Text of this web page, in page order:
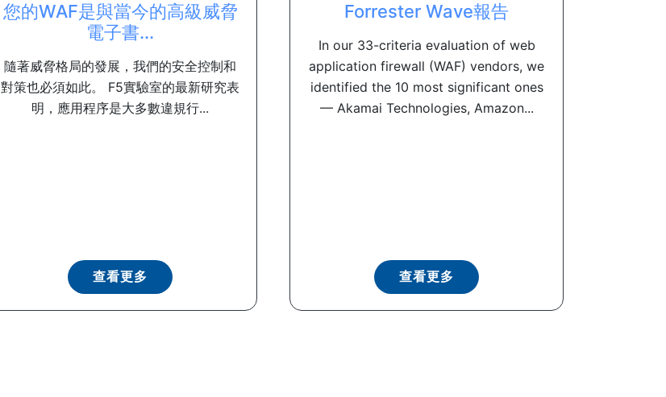
您的WAF是與當今的高級威脅
電子書...
隨著威脅格局的發展，我們的安全控制和
對策也必須如此。 F5實驗室的最新研究表
明，應用程序是大多數違規行...
查看更多
Forrester Wave報告
In our 33-criteria evaluation of web
application firewall (WAF) vendors, we
identified the 10 most significant ones
— Akamai Technologies, Amazon...
查看更多